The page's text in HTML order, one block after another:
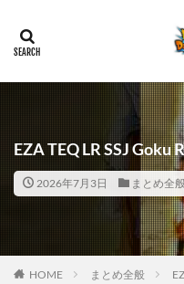
EZA TEQ LR SSJ Goku
2026年7月3日 まとめ全
HOME まとめ全般